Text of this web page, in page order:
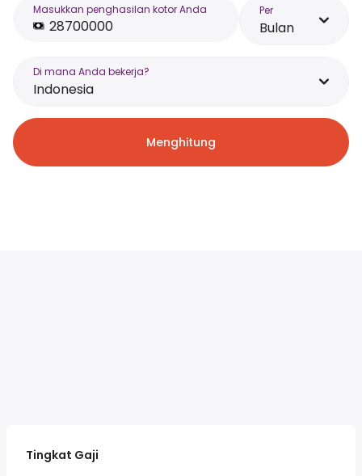
Masukkan penghasilan kotor Anda Per
Bulan
Di mana Anda bekerja?
Indonesia
Menghitung
Tingkat Gaji